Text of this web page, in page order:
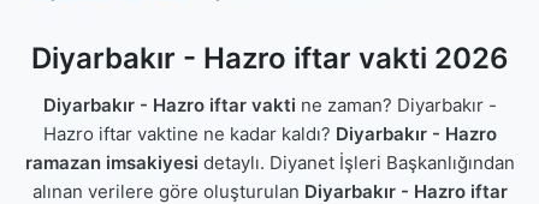
Diyarbakır - Hazro iftar vakti 2026
Diyarbakır - Hazro iftar vakti ne zaman? Diyarbakır -
Hazro iftar vaktine ne kadar kaldı? Diyarbakır - Hazro
ramazan imsakiyesi detaylı. Diyanet İşleri Başkanlığından
alınan verilere göre oluşturulan Diyarbakır - Hazro iftar